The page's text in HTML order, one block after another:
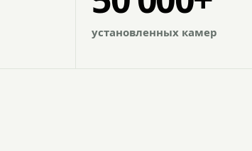
установленных камер